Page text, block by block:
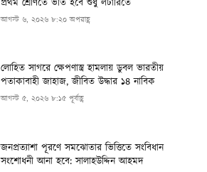
আগস্ট ৬, ২০২৬ ৮:২০ অপরাহ্ণ
লোহিত সাগরে ক্ষেপণাস্ত্র হামলায় ডুবল ভারতীয়
পতাকাবাহী জাহাজ, জীবিত উদ্ধার ১৪ নাবিক
আগস্ট ৫, ২০২৬ ৮:১৫ পূর্বাহ্ণ
জনপ্রত্যাশা পূরণে সমঝোতার ভিত্তিতে সংবিধান
সংশোধনী আনা হবে: সালাহউদ্দিন আহমদ